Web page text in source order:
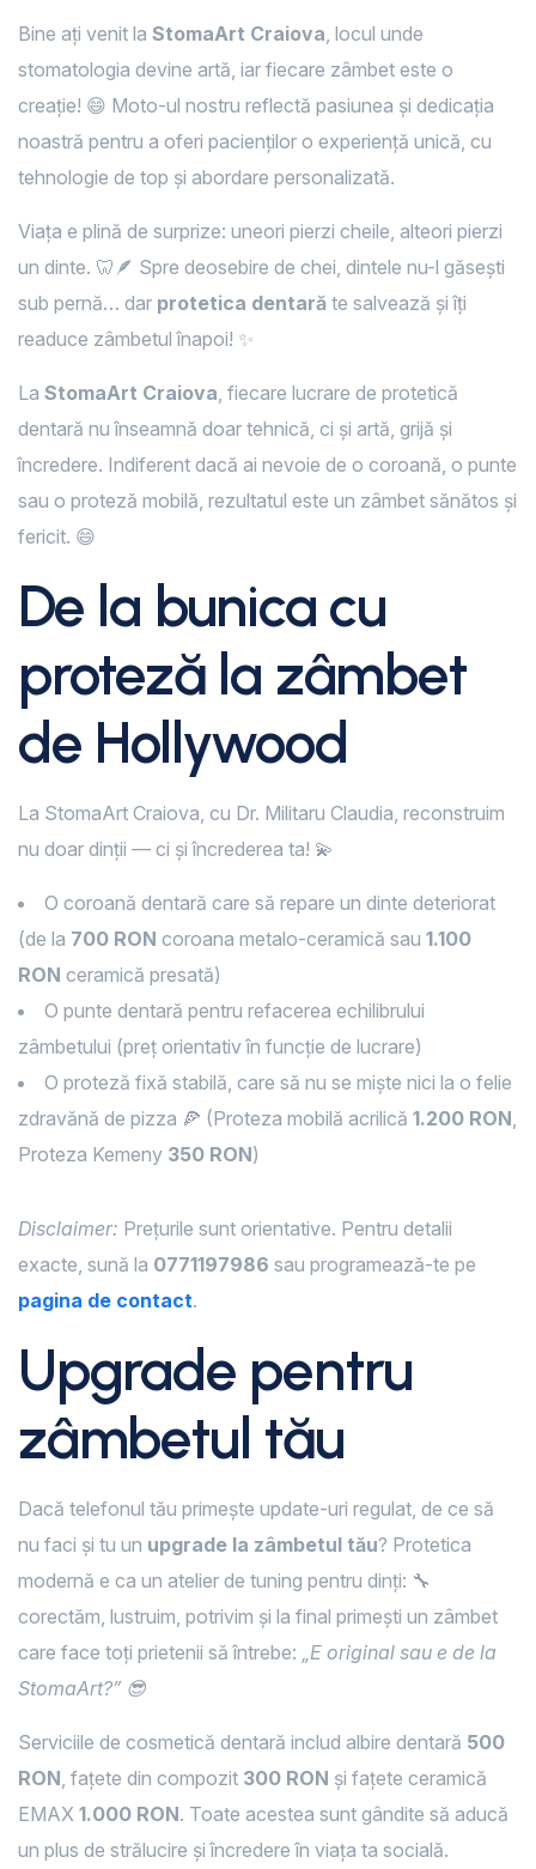
Bine ați venit la StomaArt Craiova, locul unde
stomatologia devine artă, iar fiecare zâmbet este o
creație! 😄 Moto-ul nostru reflectă pasiunea și dedicația
noastră pentru a oferi pacienților o experiență unică, cu
tehnologie de top și abordare personalizată.
Viața e plină de surprize: uneori pierzi cheile, alteori pierzi
un dinte. 🦷🪶 Spre deosebire de chei, dintele nu-l găsești
sub pernă… dar protetica dentară te salvează și îți
readuce zâmbetul înapoi! ✨
La StomaArt Craiova, fiecare lucrare de protetică
dentară nu înseamnă doar tehnică, ci și artă, grijă și
încredere. Indiferent dacă ai nevoie de o coroană, o punte
sau o proteză mobilă, rezultatul este un zâmbet sănătos și
fericit. 😄
De la bunica cu
proteză la zâmbet
de Hollywood
La StomaArt Craiova, cu Dr. Militaru Claudia, reconstruim
nu doar dinții — ci și încrederea ta! 💫
O coroană dentară care să repare un dinte deteriorat
(de la 700 RON coroana metalo-ceramică sau 1.100
RON ceramică presată)
O punte dentară pentru refacerea echilibrului
zâmbetului (preț orientativ în funcție de lucrare)
O proteză fixă stabilă, care să nu se miște nici la o felie
zdravănă de pizza 🍕 (Proteza mobilă acrilică 1.200 RON,
Proteza Kemeny 350 RON)
Disclaimer: Prețurile sunt orientative. Pentru detalii
exacte, sună la 0771197986 sau programează-te pe
pagina de contact.
Upgrade pentru
zâmbetul tău
Dacă telefonul tău primește update-uri regulat, de ce să
nu faci și tu un upgrade la zâmbetul tău? Protetica
modernă e ca un atelier de tuning pentru dinți: 🔧
corectăm, lustruim, potrivim și la final primești un zâmbet
care face toți prietenii să întrebe: „E original sau e de la
StomaArt?” 😎
Serviciile de cosmetică dentară includ albire dentară 500
RON, fațete din compozit 300 RON și fațete ceramică
EMAX 1.000 RON. Toate acestea sunt gândite să aducă
un plus de strălucire și încredere în viața ta socială.